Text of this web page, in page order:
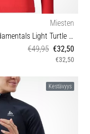
Miesten
Odlo Performance Fundamentals Light Turtle Neck Underwear Shirt
€49,95 €32,50
€32,50
XL Kestävyys